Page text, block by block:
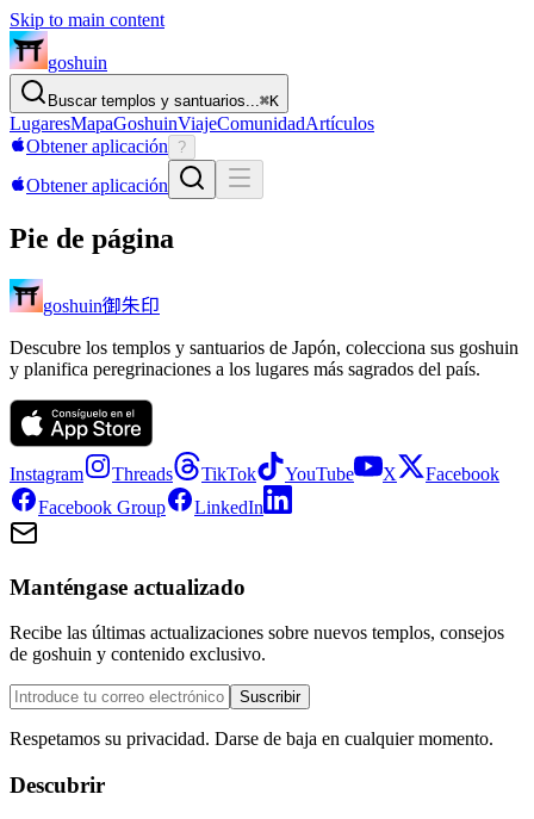
Skip to main content
goshuin
Buscar templos y santuarios...⌘K
LugaresMapaGoshuinViajeComunidadArtículos
Obtener aplicación
?
Obtener aplicación
Pie de página
goshuin御朱印
Descubre los templos y santuarios de Japón, colecciona sus goshuin
y planifica peregrinaciones a los lugares más sagrados del país.
Instagram Threads TikTok YouTube X
Facebook
Facebook Group
LinkedIn
Manténgase actualizado
Recibe las últimas actualizaciones sobre nuevos templos, consejos
de goshuin y contenido exclusivo.
Suscribir
Respetamos su privacidad. Darse de baja en cualquier momento.
Descubrir